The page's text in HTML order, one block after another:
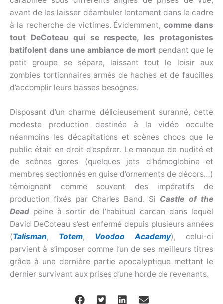
avant de les laisser déambuler lentement dans le cadre
à la recherche de victimes. Évidemment, comme dans
tout DeCoteau qui se respecte, les protagonistes
batifolent dans une ambiance de mort pendant que le
petit groupe se sépare, laissant tout le loisir aux
zombies tortionnaires armés de haches et de faucilles
d’accomplir leurs basses besognes.
Disposant d’un charme délicieusement suranné, cette
modeste production destinée à la vidéo occulte
néanmoins les décapitations et scènes chocs que le
public était en droit d’espérer. Le manque de nudité et
de scènes gores (quelques jets d’hémoglobine et
membres sectionnés en guise d’ornements de décors…)
témoignent comme souvent des impératifs de
production fixés par Charles Band. Si Castle of the
Dead peine à sortir de l’habituel carcan dans lequel
David DeCoteau s’est enfermé depuis plusieurs années
(Talisman, Totem, Voodoo Academy), celui-ci
parvient à s’imposer comme l’un de ses meilleurs titres
grâce à une dernière partie apocalyptique mettant le
dernier survivant aux prises d’une horde de revenants.